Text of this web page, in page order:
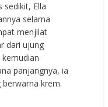
sedikit, Ella
selama
menjilat
dari ujung
panjangnya, ia
krem.